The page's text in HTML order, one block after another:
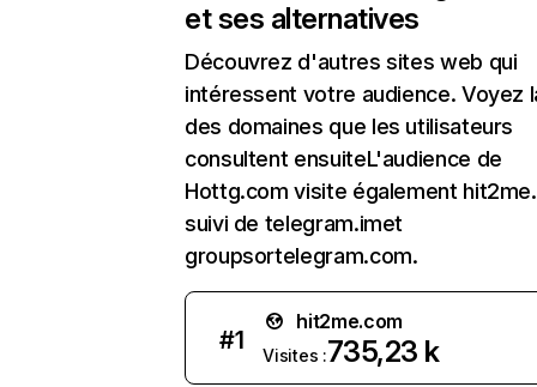
et ses alternatives
Découvrez d'autres sites web qui
intéressent votre audience. Voyez
des domaines que les utilisateurs
consultent ensuiteL'audience de
Hottg.com visite également
suivi de telegram.imet
groupsortelegram.com.
#1
hit2me.com
Visites :735,23 k